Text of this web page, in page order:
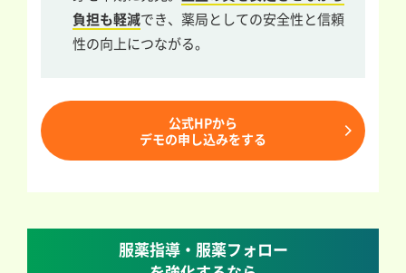
負担も軽減でき、薬局としての安全性と信頼
性の向上につながる。
公式HPから
デモの申し込みをする
服薬指導・服薬フォロー